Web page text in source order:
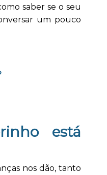
saber se o seu
um pouco
está
nos dão, tanto